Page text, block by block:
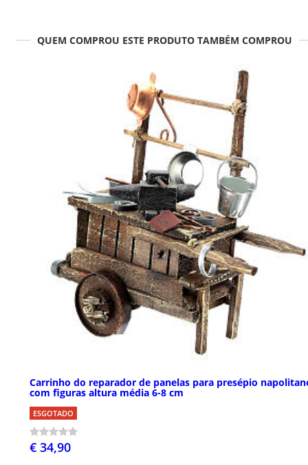
QUEM COMPROU ESTE PRODUTO TAMBÉM COMPROU
Carrinho do reparador de panelas para presépio
com figuras altura média 6-8 cm
ESGOTADO
€ 34,90